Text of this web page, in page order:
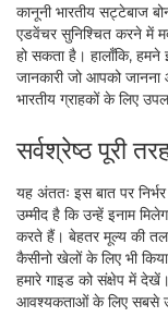
कानूनी भारतीय सट्टेबाज
एडवेंचर सुनिश्चित करने में
हो सकता है। हालाँकि,
जानकारी जो आपको
भारतीय ग्राहकों के लिए
सर्वश्रेष्ठ पूरी
यह अंततः इस बात पर
उम्मीद है कि उन्हें इनाम
करते हैं। बेहतर मूल्य की
कैसीनो खेलों के लिए भी
हमारे गाइड को संक्षेप में
आवश्यकताओं के लिए सबसे